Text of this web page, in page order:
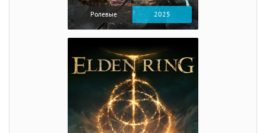
Ролевые 2025